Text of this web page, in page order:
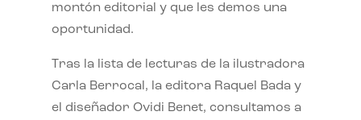
montón editorial y que les demos una
oportunidad.
Tras la lista de lecturas de la ilustradora
Carla Berrocal, la editora Raquel Bada y
el diseñador Ovidi Benet, consultamos a